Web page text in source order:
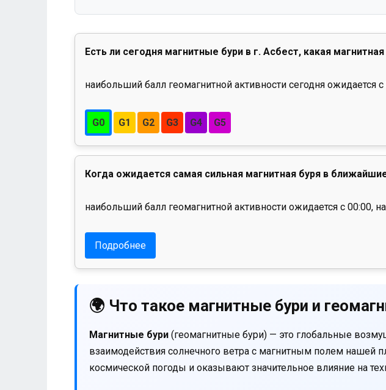
Есть ли сегодня магнитные бури в г. Асбест, какая магнитная
наибольший балл геомагнитной активности сегодня ожидается
G0 G1 G2 G3 G4 G5
Когда ожидается самая сильная магнитная буря в
наибольший балл геомагнитной активности ожидается с 00:00,
Подробнее
🌍 Что такое магнитные бури и
Магнитные бури (геомагнитные бури) — это глобальные
взаимодействия солнечного ветра с магнитным полем нашей
космической погоды и оказывают значительное влияние на